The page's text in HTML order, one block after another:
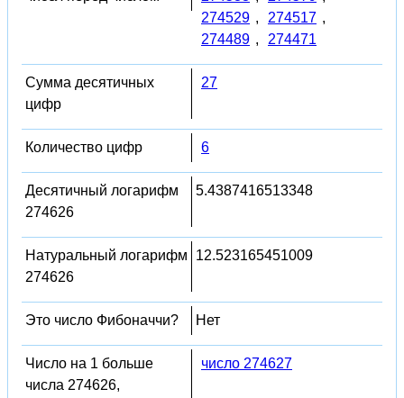
274529 , 274517 ,
274489 , 274471
Сумма десятичных
цифр
27
Количество цифр 6
Десятичный логарифм
274626
5.4387416513348
Натуральный логарифм
274626
12.523165451009
Это число Фибоначчи? Нет
Число на 1 больше
числа 274626,
число 274627